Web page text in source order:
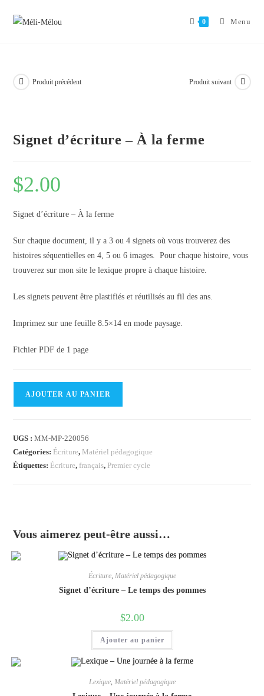
0 Menu
Produit précédent Produit suivant
Signet d’écriture – À la ferme
$2.00
Signet d’écriture – À la ferme
Sur chaque document, il y a 3 ou 4 signets où vous trouverez des
histoires séquentielles en 4, 5 ou 6 images. Pour chaque histoire, vous
trouverez sur mon site le lexique propre à chaque histoire.
Les signets peuvent être plastifiés et réutilisés au fil des ans.
Imprimez sur une feuille 8.5×14 en mode paysage.
Fichier PDF de 1 page
À
AJOUTER AU PANIER
UGS :MM-MP-220056
Catégories: Écriture, Matériel pédagogique
Étiquettes: Écriture, français, Premier cycle
Vous aimerez peut-être aussi…
Écriture, Matériel pédagogique
Signet d’écriture – Le temps des pommes
$2.00
Ajouter au panier
Lexique, Matériel pédagogique